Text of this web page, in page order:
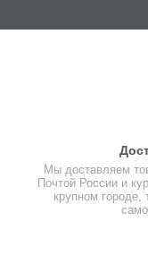
Мы доставляем
Почтой России и
крупном городе,